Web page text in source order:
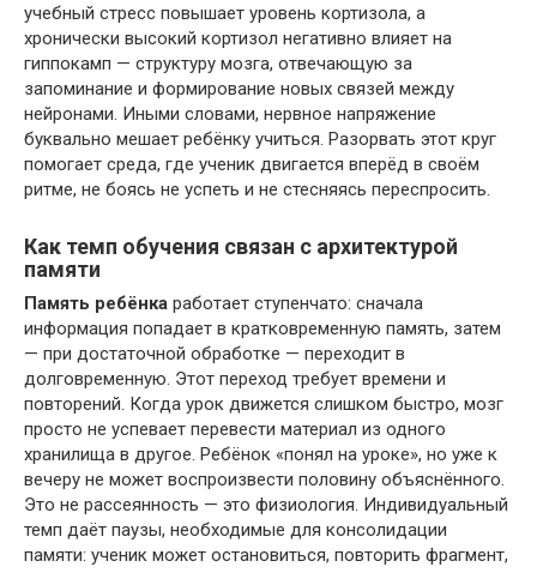
учебный стресс повышает уровень кортизола, а
хронически высокий кортизол негативно влияет на
гиппокамп — структуру мозга, отвечающую за
запоминание и формирование новых связей между
нейронами. Иными словами, нервное напряжение
буквально мешает ребёнку учиться. Разорвать этот круг
помогает среда, где ученик двигается вперёд в своём
ритме, не боясь не успеть и не стесняясь переспросить.
Как темп обучения связан с архитектурой
памяти
Память ребёнка работает ступенчато: сначала
информация попадает в кратковременную память, затем
— при достаточной обработке — переходит в
долговременную. Этот переход требует времени и
повторений. Когда урок движется слишком быстро, мозг
просто не успевает перевести материал из одного
хранилища в другое. Ребёнок «понял на уроке», но уже к
вечеру не может воспроизвести половину объяснённого.
Это не рассеянность — это физиология. Индивидуальный
темп даёт паузы, необходимые для консолидации
памяти: ученик может остановиться, повторить фрагмент,